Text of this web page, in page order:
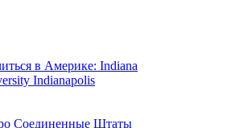
в Америке: Indiana
Indianapolis
Соединенные Штаты